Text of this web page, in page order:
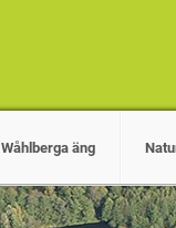
Wåhlberga äng